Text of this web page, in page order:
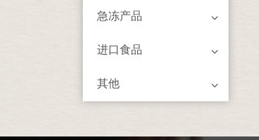
急冻产品
进口食品
其他